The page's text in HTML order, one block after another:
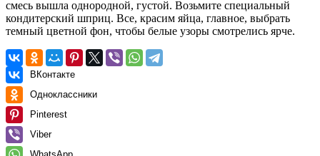
смесь вышла однородной, густой. Возьмите специальный
кондитерский шприц. Все, красим яйца, главное, выбрать
темный цветной фон, чтобы белые узоры смотрелись ярче.
ВКонтакте
Одноклассники
Pinterest
Viber